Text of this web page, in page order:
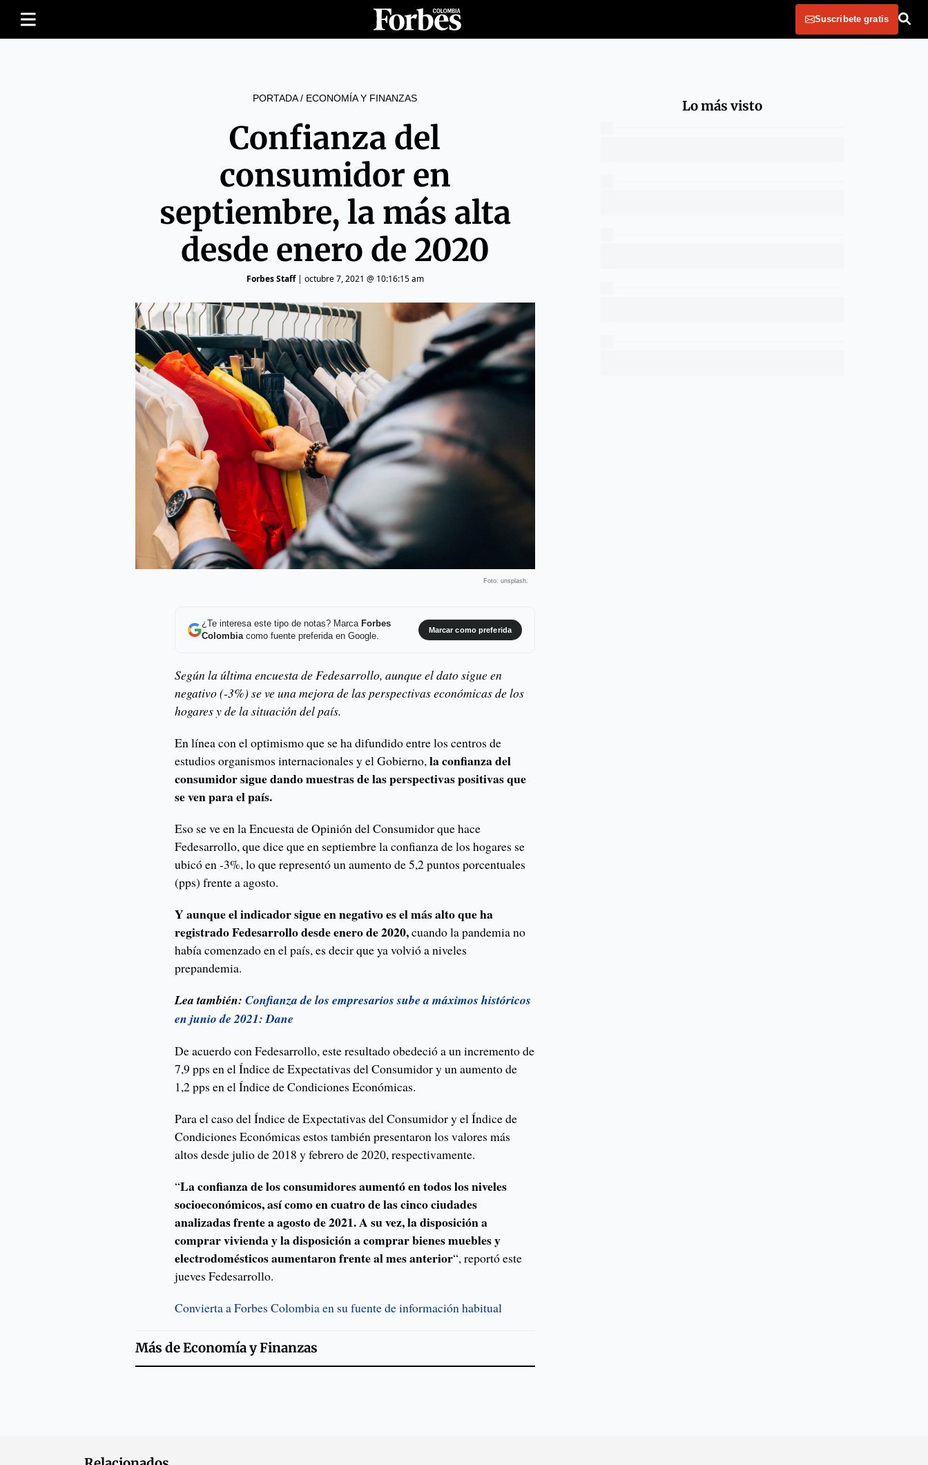
Suscribete gratis
PORTADA/ ECONOMÍA Y FINANZAS
Confianza del
consumidor en
septiembre, la más alta
desde enero de 2020
Forbes Staff| octubre 7, 2021 @ 10:16:15 am
Foto: unsplash.
¿Te interesa este tipo de notas? Marca Forbes
Colombiacomo fuente preferida en Google.
Marcar como preferida
Según la última encuesta de Fedesarrollo, aunque el dato sigue en
negativo (-3%) se ve una mejora de las perspectivas económicas de los
hogares y de la situación del país.
En línea con el optimismo que se ha difundido entre los centros de
estudios organismos internacionales y el Gobierno,la confianza del
consumidor sigue dando muestras de las perspectivas positivas que
se ven para el país.
Eso se ve en la Encuesta de Opinión del Consumidor que hace
Fedesarrollo, que dice que en septiembre la confianza de los hogares se
ubicó en -3%, lo que representó un aumento de 5,2 puntos porcentuales
(pps) frente a agosto.
Y aunque el indicador sigue en negativo es el más alto que ha
registrado Fedesarrollo desde enero de 2020,cuando la pandemia no
había comenzado en el país, es decir que ya volvió a niveles
prepandemia.
Lea también:Confianza de los empresarios sube a máximos históricos
en junio de 2021: Dane
De acuerdo con Fedesarrollo, este resultado obedeció a un incremento de
7,9 pps en el Índice de Expectativas del Consumidor y un aumento de
1,2 pps en el Índice de Condiciones Económicas.
Para el caso del Índice de Expectativas del Consumidor y el Índice de
Condiciones Económicas estos también presentaron los valores más
altos desde julio de 2018 y febrero de 2020, respectivamente.
“La confianza de los consumidores aumentó en todos los niveles
socioeconómicos, así como en cuatro de las cinco ciudades
analizadas frente a agosto de 2021. A su vez, la disposición a
comprar vivienda y la disposición a comprar bienes muebles y
electrodomésticos aumentaron frente al mes anterior“, reportó este
jueves Fedesarrollo.
Convierta a Forbes Colombia en su fuente de información habitual
Más deEconomía y Finanzas
Lo más visto